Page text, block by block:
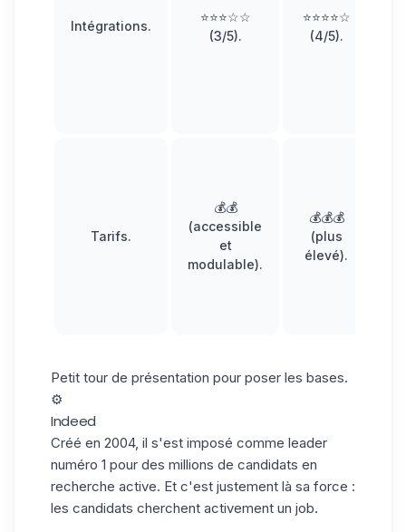
Intégrations.
⭐⭐⭐☆☆
(3/5).
⭐⭐⭐⭐☆
(4/5).
Tarifs.
💰💰
(accessible
et
modulable).
💰💰💰
(plus
élevé).
Petit tour de présentation pour poser les bases.
⚙️
Indeed
Créé en 2004, il s'est imposé comme leader
numéro 1 pour des millions de candidats en
recherche active. Et c'est justement là sa force :
les candidats cherchent activement un job.